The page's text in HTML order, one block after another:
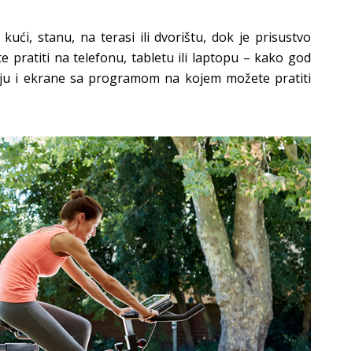
stanu, na terasi ili dvorištu, dok je prisustvo
pratiti na telefonu, tabletu ili laptopu – kako god
i ekrane sa programom na kojem možete pratiti